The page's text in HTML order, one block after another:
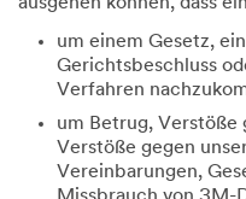
ausgehen können, dass
um einem Gesetz,
Gerichtsbeschluss
Verfahren
um Betrug, Verstöße
Verstöße gegen
Vereinbarungen,